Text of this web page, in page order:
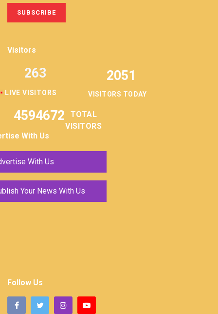
Visitors
LIVE VISITORS
263 2051
VISITORS TODAY
4594672
TOTAL
VISITORS
With Us
With Us
Your News With Us
Follow Us